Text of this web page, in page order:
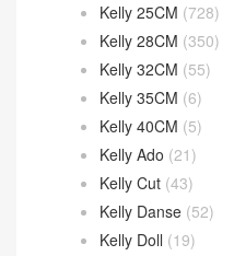
Kelly 25CM (728)
Kelly 28CM (350)
Kelly 32CM (55)
Kelly 35CM (6)
Kelly 40CM (5)
Kelly Ado (21)
Kelly Cut (43)
Kelly Danse (52)
Kelly Doll (19)